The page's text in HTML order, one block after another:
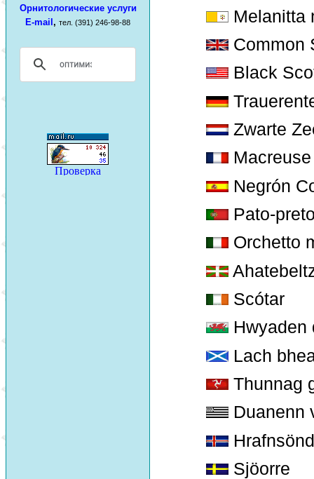
Орнитологические услуги
E-mail , тел. (391) 246-98-88
Melanitta
Common
Black
Zwarte
Negrón
Pato-
Orchetto
Scótar
Hwyaden
Lach
Thunnag
Duanenn
Hrafnsönd
Sjöorre